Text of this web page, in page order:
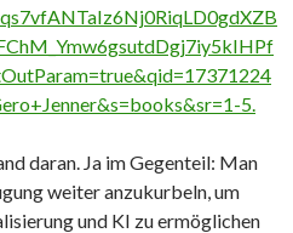
5.
daran. Ja im Gegenteil: Man
weiter anzukurbeln, um
und KI zu ermöglichen